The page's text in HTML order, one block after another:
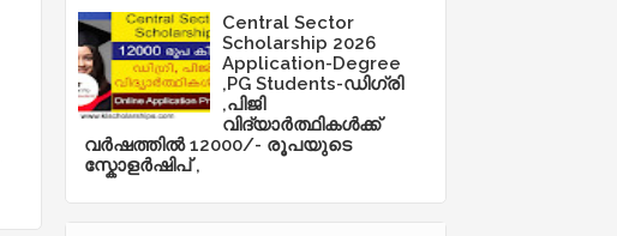
Central Sector
Scholarship 2026
Application-Degree
,PG Students-ഡിഗ്രി
,പിജി
വിദ്യാർത്ഥികൾക്ക്
വർഷത്തിൽ 12000/- രൂപയുടെ
സ്കോളർഷിപ് ,